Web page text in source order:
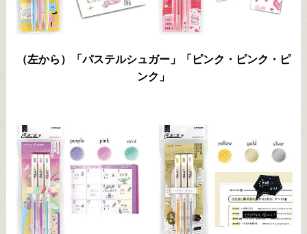
（左から）「パステルシュガー」「ピンク・ピンク・ピ
ンク」